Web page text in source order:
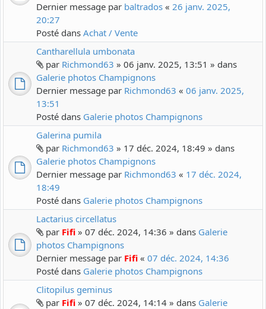
Dernier message par baltrados « 26 janv. 2025,
20:27
Posté dans Achat / Vente
Cantharellula umbonata
par Richmond63 » 06 janv. 2025, 13:51 » dans
Galerie photos Champignons
Dernier message par Richmond63 « 06 janv. 2025,
13:51
Posté dans Galerie photos Champignons
Galerina pumila
par Richmond63 » 17 déc. 2024, 18:49 » dans
Galerie photos Champignons
Dernier message par Richmond63 « 17 déc. 2024,
18:49
Posté dans Galerie photos Champignons
Lactarius circellatus
par Fifi » 07 déc. 2024, 14:36 » dans Galerie
photos Champignons
Dernier message par Fifi « 07 déc. 2024, 14:36
Posté dans Galerie photos Champignons
Clitopilus geminus
par Fifi » 07 déc. 2024, 14:14 » dans Galerie